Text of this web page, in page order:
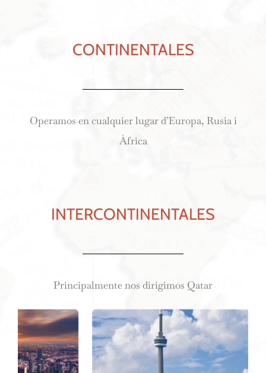
CONTINENTALES
Operamos en cualquier lugar d’Europa, Rusia i
Àfrica
INTERCONTINENTALES
Principalmente nos dirigimos Qatar